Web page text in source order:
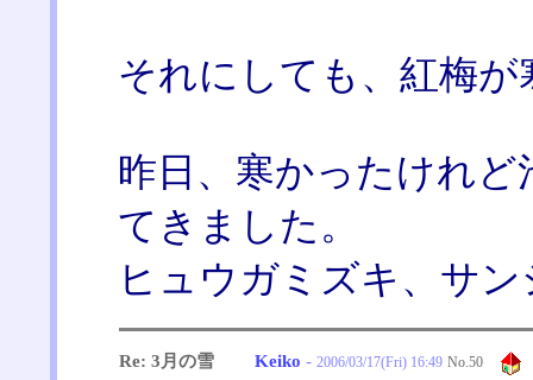
それにしても、紅梅
昨日、寒かったけれ
てきました。
ヒュウガミズキ、サ
Re: 3月の雪 Keiko - 2006/03/17(Fri) 16:49 No.50